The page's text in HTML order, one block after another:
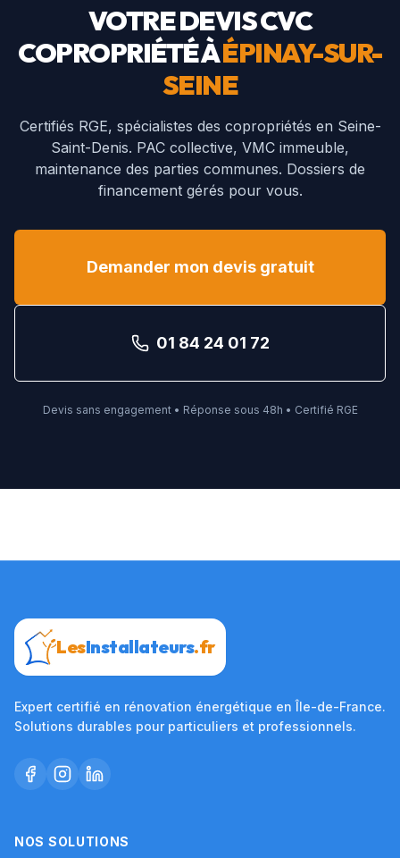
VOTRE DEVIS CVC
COPROPRIÉTÉ ÀÉPINAY-SUR-
SEINE
Certifiés RGE, spécialistes des copropriétés en Seine-
Saint-Denis. PAC collective, VMC immeuble,
maintenance des parties communes. Dossiers de
financement gérés pour vous.
Demander mon devis gratuit
01 84 24 01 72
Devis sans engagement • Réponse sous 48h • Certifié RGE
LesInstallateurs.fr
Expert certifié en rénovation énergétique en Île-de-France.
Solutions durables pour particuliers et professionnels.
NOS SOLUTIONS